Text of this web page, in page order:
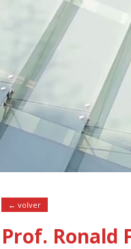
← volver
Prof. Ronald